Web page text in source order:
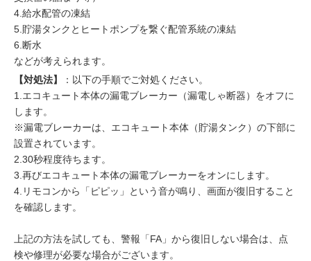
4.給水配管の凍結
5.貯湯タンクとヒートポンプを繋ぐ配管系統の凍結
6.断水
などが考えられます。
【対処法】
：以下の手順でご対処ください。
1.エコキュート本体の漏電ブレーカー（漏電しゃ断器）をオフに
します。
※漏電ブレーカーは、エコキュート本体（貯湯タンク）の下部に
設置されています。
2.30秒程度待ちます。
3.再びエコキュート本体の漏電ブレーカーをオンにします。
4.リモコンから「ピピッ」という音が鳴り、画面が復旧すること
を確認します。
上記の方法を試しても、警報「FA」から復旧しない場合は、点
検や修理が必要な場合がございます。